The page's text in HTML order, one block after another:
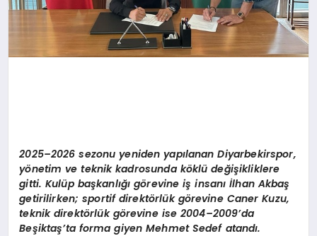
2025–2026 sezonu yeniden yapılanan Diyarbekirspor,
yönetim ve teknik kadrosunda köklü değişikliklere
gitti. Kulüp başkanlığı görevine iş insanı İlhan Akbaş
getirilirken; sportif direktörlük görevine Caner Kuzu,
teknik direktörlük görevine ise 2004–2009’da
Beşiktaş’ta forma giyen Mehmet Sedef atandı.